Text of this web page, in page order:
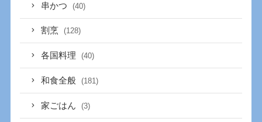
串かつ (40)
割烹 (128)
各国料理 (40)
和食全般 (181)
家ごはん (3)